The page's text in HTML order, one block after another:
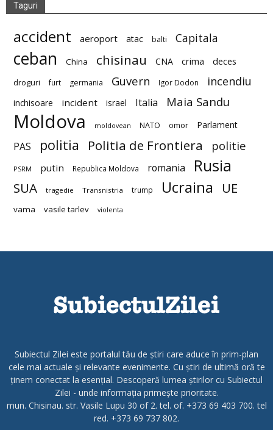
Taguri
accident aeroport atac balti Capitala
ceban China chisinau CNA crima deces
droguri furt germania Guvern Igor Dodon incendiu
inchisoare incident israel Italia Maia Sandu
Moldova moldovean NATO omor Parlament
PAS politia Politia de Frontiera politie
PSRM putin Republica Moldova romania Rusia
SUA tragedie Transnistria trump Ucraina UE
vama vasile tarlev violenta
Subiectul Zilei este portalul tău de știri care aduce în prim-plan
cele mai actuale și relevante evenimente. Cu știri de ultimă oră te
ținem conectat la esențial. Descoperă lumea știrilor cu Subiectul
Zilei - unde informația primește prioritate.
mun. Chisinau. str. Vasile Lupu 30 of 2. tel. of. +373 69 403 700. tel
red. +373 69 737 802.